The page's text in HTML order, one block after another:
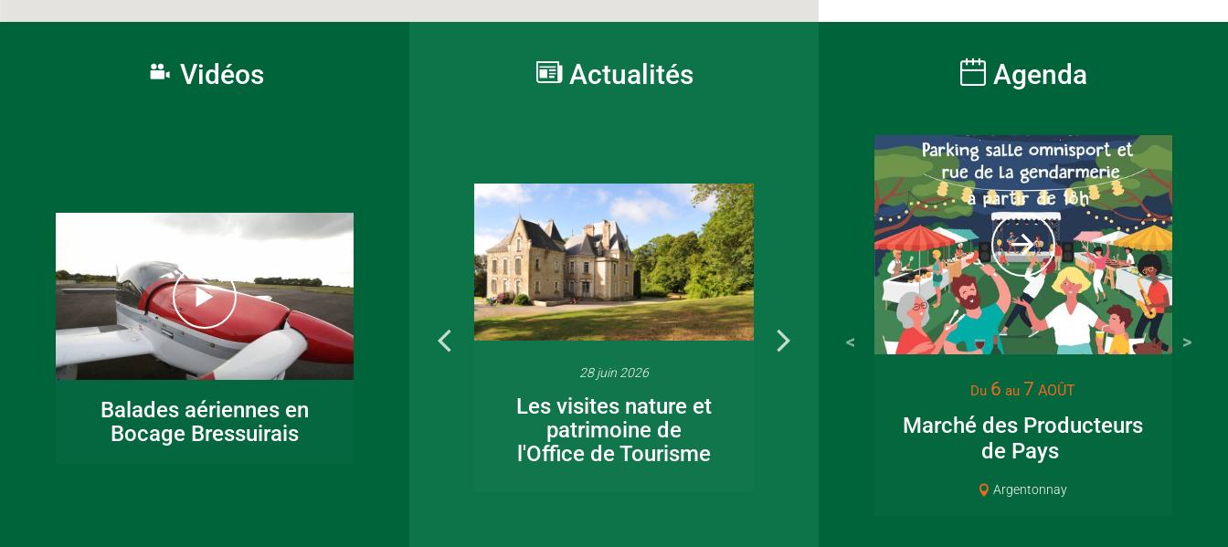
Vidéos
Balades aériennes en
Bocage Bressuirais
Actualités
16 juin 2026
Fête de la musique
en Bocage
28 juin 2026
Les visites nature et
patrimoine de
l'Office de Tourisme
canoë en Bocage
Agenda
Du 6 au 7 AOÛT
Marché des Producteurs
de Pays
Argentonnay